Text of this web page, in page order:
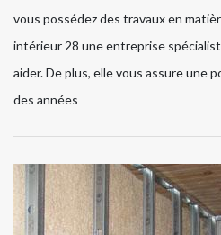
vous possédez des travaux en
intérieur 28 une entreprise
aider. De plus, elle vous assure une
des années